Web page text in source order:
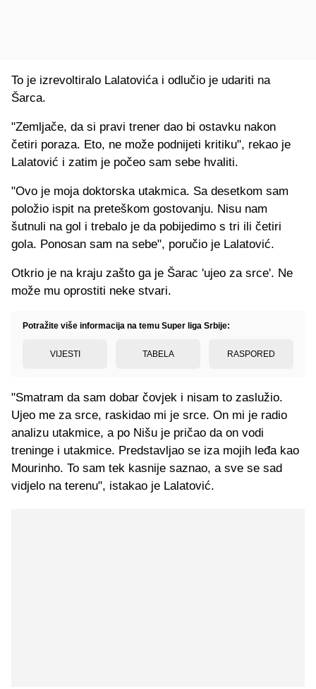
To je izrevoltiralo Lalatovića i odlučio je udariti na
Šarca.
"Zemljače, da si pravi trener dao bi ostavku nakon
četiri poraza. Eto, ne može podnijeti kritiku", rekao je
Lalatović i zatim je počeo sam sebe hvaliti.
"Ovo je moja doktorska utakmica. Sa desetkom sam
položio ispit na preteškom gostovanju. Nisu nam
šutnuli na gol i trebalo je da pobijedimo s tri ili četiri
gola. Ponosan sam na sebe", poručio je Lalatović.
Otkrio je na kraju zašto ga je Šarac 'ujeo za srce'. Ne
može mu oprostiti neke stvari.
Potražite više informacija na temu Super liga Srbije:
VIJESTI TABELA RASPORED
"Smatram da sam dobar čovjek i nisam to zaslužio.
Ujeo me za srce, raskidao mi je srce. On mi je radio
analizu utakmice, a po Nišu je pričao da on vodi
treninge i utakmice. Predstavljao se iza mojih leđa kao
Mourinho. To sam tek kasnije saznao, a sve se sad
vidjelo na terenu", istakao je Lalatović.